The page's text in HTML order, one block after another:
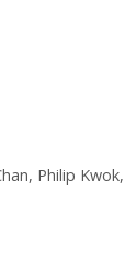
Philip Kwok,